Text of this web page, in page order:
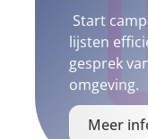
Start
lijsten
gesprek
omgeving.
Meer